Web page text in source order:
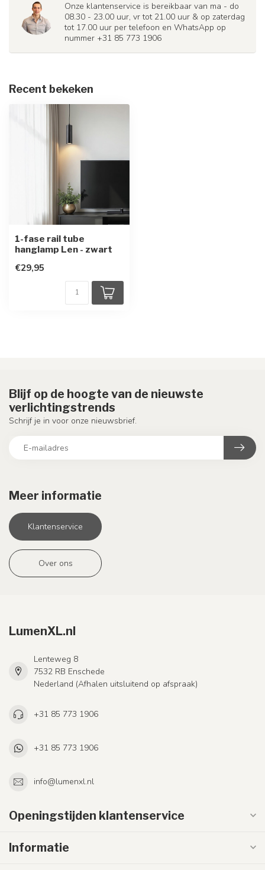
Onze klantenservice is bereikbaar van ma - do
08.30 - 23.00 uur, vr tot 21.00 uur & op zaterdag
tot 17.00 uur per telefoon en WhatsApp op
nummer +31 85 773 1906
Recent bekeken
1-fase rail tube
hanglamp Len - zwart
€29,95
Meer informatie
Klantenservice
Over ons
Blijf op de hoogte van de nieuwste
verlichtingstrends
Schrijf je in voor onze nieuwsbrief.
LumenXL.nl
Lenteweg 8
7532 RB Enschede
Nederland (Afhalen uitsluitend op afspraak)
+31 85 773 1906
+31 85 773 1906
info@lumenxl.nl
Openingstijden klantenservice
Informatie